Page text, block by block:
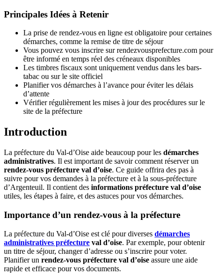
Principales Idées à Retenir
La prise de rendez-vous en ligne est obligatoire pour certaines
démarches, comme la remise de titre de séjour
Vous pouvez vous inscrire surrendezvousprefecture.com pour
être informé en temps réel des créneaux disponibles
Les timbres fiscaux sont uniquement vendus dans les bars-
tabac ou sur le site officiel
Planifier vos démarches à l’avance pour éviter les délais
d’attente
Vérifier régulièrement les mises à jour des procédures sur le
site de la préfecture
Introduction
La préfecture du Val-d’Oise aide beaucoup pour les démarches
administratives. Il est important de savoir comment réserver un
rendez-vous préfecture val d’oise. Ce guide offrira des pas à
suivre pour vos demandes à la préfecture et à la sous-préfecture
d’Argenteuil. Il contient des informations préfecture val d’oise
utiles, les étapes à faire, et des astuces pour vos démarches.
Importance d’un rendez-vous à la préfecture
La préfecture du Val-d’Oise est clé pour diverses démarches
administratives préfecture val d’oise. Par exemple, pour obtenir
un titre de séjour, changer d’adresse ou s’inscrire pour voter.
Planifier un rendez-vous préfecture val d’oise assure une aide
rapide et efficace pour vos documents.